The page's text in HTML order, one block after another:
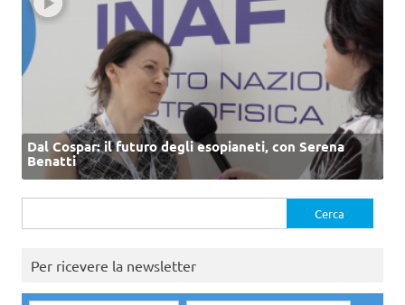
Dal Cospar: il futuro degli esopianeti, con Serena
Benatti
per:
Per ricevere la newsletter